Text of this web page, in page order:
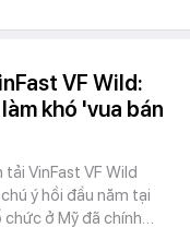
VF Wild:
khó 'vua bán
VinFast VF Wild
ý hồi đầu năm tại
ở Mỹ đã chính…